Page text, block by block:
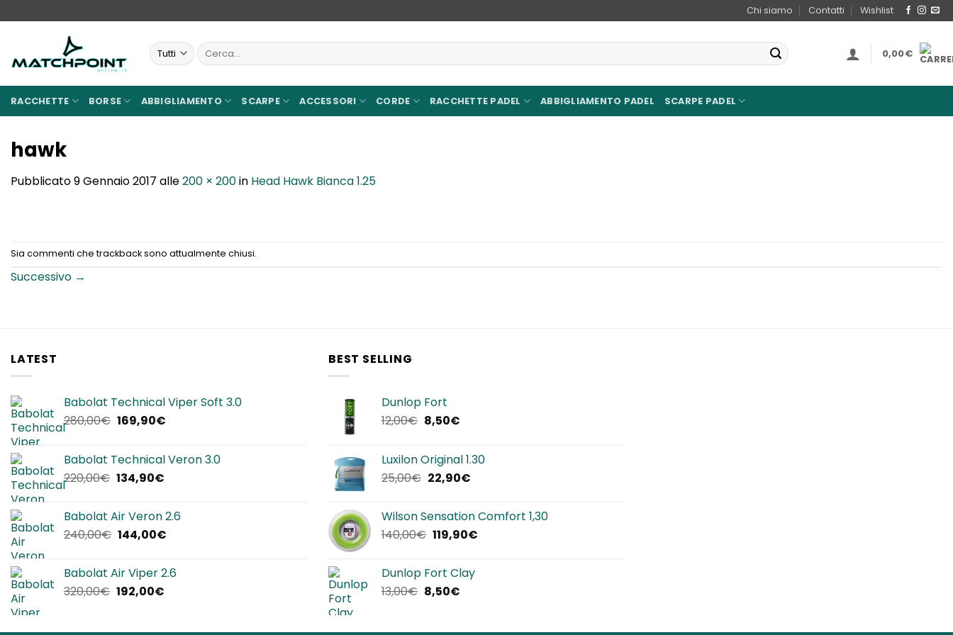
ai
Chi siamo Contatti Wishlist
Cerca: 0,00€
RACCHETTE BORSE ABBIGLIAMENTO SCARPE ACCESSORI CORDE RACCHETTE PADEL ABBIGLIAMENTO PADEL SCARPE PADEL
hawk
Pubblicato9 Gennaio 2017 alle200 × 200in Head Hawk Bianca 1.25
Sia commenti che trackback sono attualmente chiusi.
Successivo →
LATEST
Babolat Technical Viper Soft 3.0
280,00€ Il
era:
280,00€.
169,90€Il
è:
Babolat Technical Veron 3.0
220,00€ Il
era:
220,00€.
134,90€Il
è:
134,90€.
Babolat Air Veron 2.6
240,00€ Il
era:
240,00€.
144,00€Il
è:
Babolat Air Viper 2.6
320,00€ Il
192,00€Il
BEST SELLING
Dunlop Fort
12,00€ Il
era:
12,00€.
8,50€Il
è:
8,50€.
Luxilon Original 1.30
25,00€ Il
era:
25,00€.
22,90€Il
è:
22,90€.
Wilson Sensation Comfort 1,30
140,00€ Il
era:
140,00€.
119,90€Il
Dunlop Fort Clay
13,00€ Il
8,50€Il